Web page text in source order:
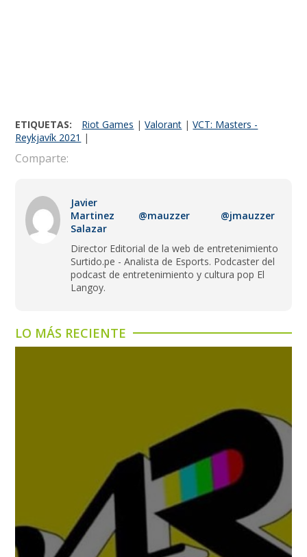
ETIQUETAS: Riot Games |Valorant |VCT: Masters -
Reykjavík 2021 |
Comparte:
Javier
Martinez
Salazar
@mauzzer @jmauzzer
Director Editorial de la web de entretenimiento
Surtido.pe - Analista de Esports. Podcaster del
podcast de entretenimiento y cultura pop El
Langoy.
LO MÁS RECIENTE